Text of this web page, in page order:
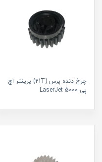
چرخ دنده پرس (21T) پرینتر اچ
پی LaserJet 5000